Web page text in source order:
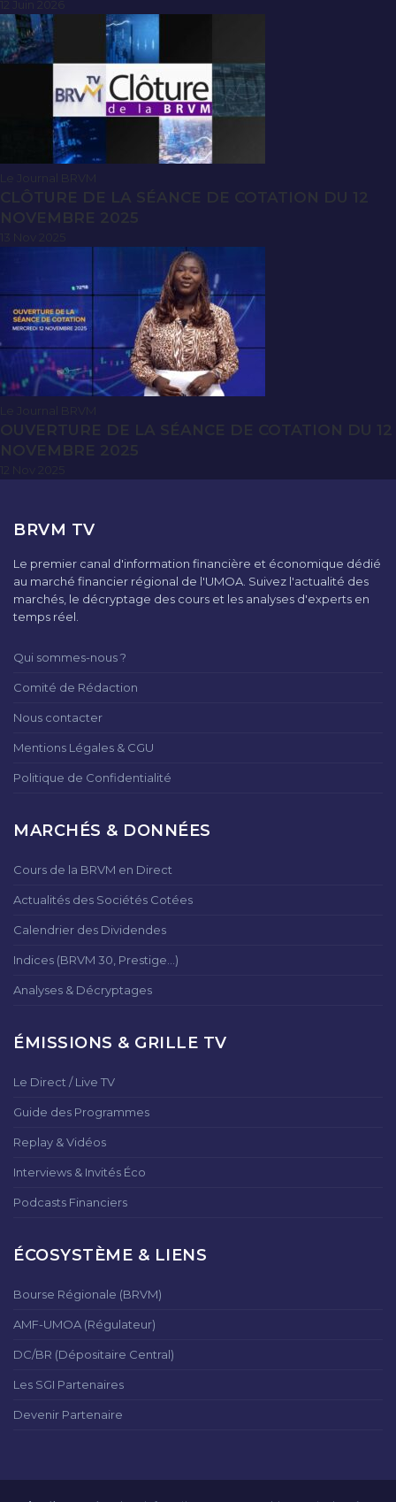
Le Journal BRVM
CLÔTURE DE LA SÉANCE DE COTATION DU 12
NOVEMBRE 2025
Le Journal BRVM
OUVERTURE DE LA SÉANCE DE COTATION DU 12
NOVEMBRE 2025
BRVM TV
Le premier canal d'information financière et économique dédié
au marché financier régional de l'UMOA. Suivez l'actualité des
marchés, le décryptage des cours et les analyses d'experts en
temps réel.
Qui sommes-nous ?
Comité de Rédaction
Nous contacter
Mentions Légales & CGU
Politique de Confidentialité
MARCHÉS & DONNÉES
Cours de la BRVM en Direct
Actualités des Sociétés Cotées
Calendrier des Dividendes
Indices (BRVM 30, Prestige...)
Analyses & Décryptages
ÉMISSIONS & GRILLE TV
Le Direct / Live TV
Guide des Programmes
Replay & Vidéos
Interviews & Invités Éco
Podcasts Financiers
ÉCOSYSTÈME & LIENS
Bourse Régionale (BRVM)
AMF-UMOA (Régulateur)
DC/BR (Dépositaire Central)
Les SGI Partenaires
Devenir Partenaire